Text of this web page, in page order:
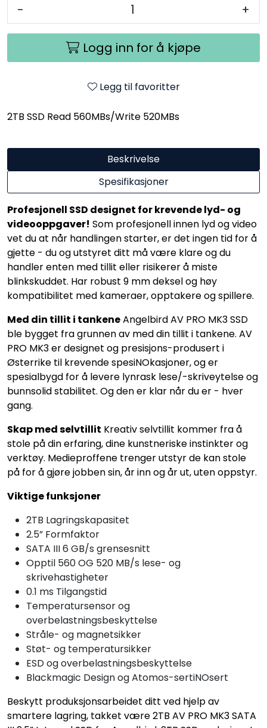
- +
Logg inn for å kjøpe
Legg til favoritter
2TB SSD Read 560MBs/Write 520MBs
Beskrivelse
Spesifikasjoner
Profesjonell SSD designet for krevende lyd- og
videooppgaver! Som profesjonell innen lyd og video
vet du at når handlingen starter, er det ingen tid for å
gjette - du og utstyret ditt må være klare og du
handler enten med tillit eller risikerer å miste
blinkskuddet. Har robust 9 mm deksel og høy
kompatibilitet med kameraer, opptakere og spillere.
Med din tillit i tankeneAngelbird AV PRO MK3 SSD
ble bygget fra grunnen av med din tillit i tankene. AV
PRO MK3 er designet og presisjons-produsert i
Østerrike til krevende spesiNOkasjoner, og er
spesialbygd for å levere lynrask lese/-skriveytelse og
bunnsolid stabilitet. Og den er klar når du er - hver
gang.
Skap med selvtillit Kreativ selvtillit kommer fra å
stole på din erfaring, dine kunstneriske instinkter og
verktøy. Medieproffene trenger utstyr de kan stole
på for å gjøre jobben sin, år inn og år ut, uten oppstyr.
Viktige funksjoner
2TB Lagringskapasitet
2.5” Formfaktor
SATA III 6 GB/s grensesnitt
Opptil 560 OG 520 MB/s lese- og
skrivehastigheter
0.1 ms Tilgangstid
Temperatursensor og
overbelastningsbeskyttelse
Stråle- og magnetsikker
Støt- og temperatursikker
ESD og overbelastningsbeskyttelse
Blackmagic Design og Atomos-sertiNOsert
Beskytt produksjonsarbeidet ditt ved hjelp av
smartere lagring, takket være 2TB AV PRO MK3 SATA